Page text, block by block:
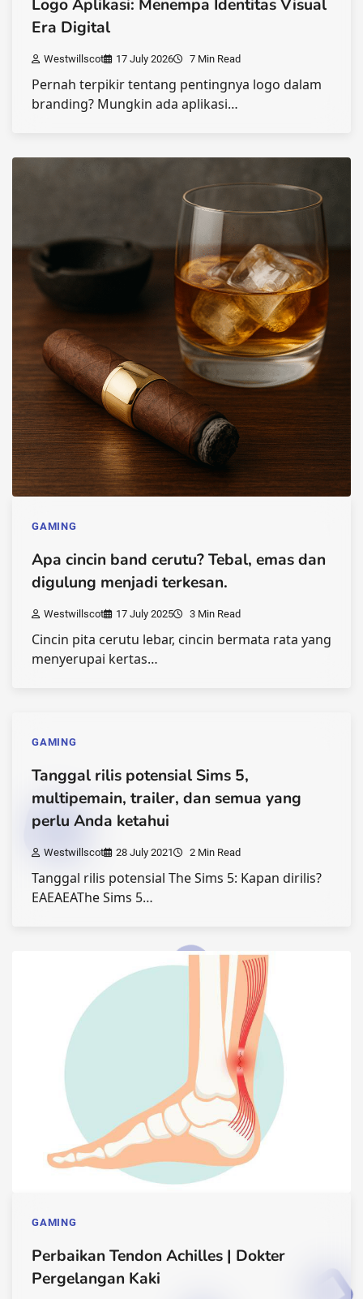
Logo Aplikasi: Menempa Identitas Visual
Era Digital
Westwillscot 17 July 2026 7 Min Read
Pernah terpikir tentang pentingnya logo dalam
branding? Mungkin ada aplikasi…
GAMING
Apa cincin band cerutu? Tebal, emas dan
digulung menjadi terkesan.
Westwillscot 17 July 2025 3 Min Read
Cincin pita cerutu lebar, cincin bermata rata yang
menyerupai kertas…
GAMING
Tanggal rilis potensial Sims 5,
multipemain, trailer, dan semua yang
perlu Anda ketahui
Westwillscot 28 July 2021 2 Min Read
Tanggal rilis potensial The Sims 5: Kapan dirilis?
EAEAEAThe Sims 5…
GAMING
Perbaikan Tendon Achilles | Dokter
Pergelangan Kaki